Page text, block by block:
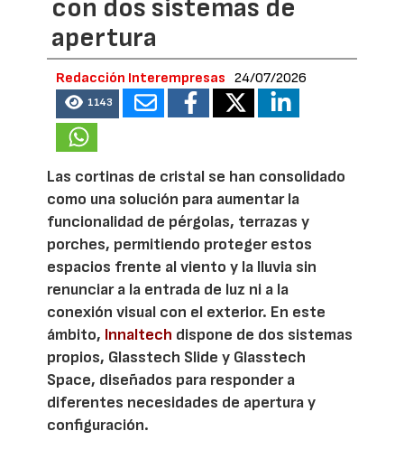
con dos sistemas de
apertura
Redacción Interempresas 24/07/2026
1143
Las cortinas de cristal se han consolidado
como una solución para aumentar la
funcionalidad de pérgolas, terrazas y
porches, permitiendo proteger estos
espacios frente al viento y la lluvia sin
renunciar a la entrada de luz ni a la
conexión visual con el exterior. En este
ámbito, Innaltech dispone de dos sistemas
propios, Glasstech Slide y Glasstech
Space, diseñados para responder a
diferentes necesidades de apertura y
configuración.